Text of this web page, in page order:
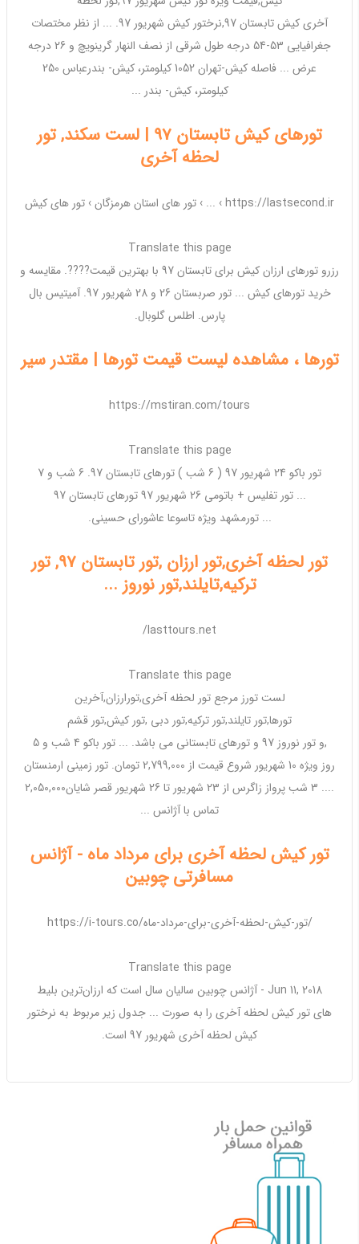
آخریکیشتابستان97,نرختور کیش شهریور 97
. ... از نظر مختصات
جغرافیایی 53-54 درجه طول شرقی از نصف النهار گرینویچ و
26درجه
عرض ... فاصله کیش-تهران کیش
- بندرعباس 250
کیلومتر،کیش- بندر ...
تورهای کیش تابستان 97 | لست سکند, تور
لحظه آخری
https://lastsecond.ir › ... › تور های استان هرمزگان› تور های کیش
Translate this page
️رزرو تورهای ارزان کیش
برای تابستان 97 با بهترین قیمت????. مقایسه و
خریدتورهای کیش ...تور صربستان 26
و 28 شهریور 97. آمیتیس بال
پارس. اطلس گلوبال.
تورها ، مشاهده لیست قیمت تورها | مقتدر سیر
https://mstiran.com/tours
Translate this page
تور باکو 24 شهریور 97 ( 6 شب ) تورهای
تابستان 97. 6 شب و 7
...تور تفلیس + باتومی 26 شهریور 97 تورهای
تابستان 97
...تورمشهد ویژهتاسوعا عاشورای حسینی.
تور لحظه آخری,تور ارزان ,تور تابستان 97, تور
ترکیه,تایلند,تور نوروز ...
lasttours.net/
Translate this page
لست تورز مرجعتور لحظه آخری,تورارزان,آخرین
تورها,تور تایلند,تور ترکیه,تور دبی ,تور کیش,تور قشم
,وتور نوروز97 وتورهایتابستانی می باشد. ...تور
باکو 4 شب و 5
روز ویژه شهریور شروع قیمت از 2,799,000 تومان. تور زمینی ارمنستان
.... 3 شب پرواز زاگرس از 23
شهریور تا 26 شهریور
قصر شایان2,050,000
تماس با آژانس ...
تور کیش لحظه آخری برای مرداد ماه - آژانس
مسافرتی چوبین
https://i-tours.co/تور-کیش-لحظه-آخری-برای-مرداد-ماه/
Translate this page
Jun 11, 2018 -
آژانس چوبین سالیان سال است که ارزان‌ترین بلیط
هایتور کیش لحظه آخری را به صورت ... جدول زیر مربوط به نرختور
کیش لحظه آخری شهریور 97 است.